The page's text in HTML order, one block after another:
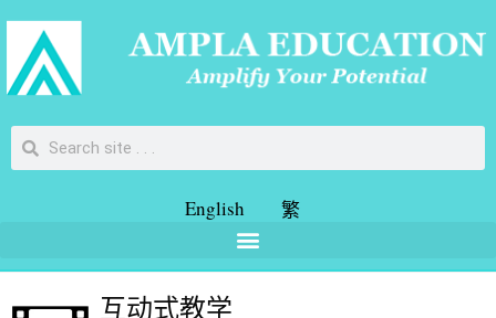
English 繁
互动式教学